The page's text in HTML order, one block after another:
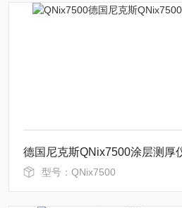
德国尼克斯QNix7500涂层测厚
型号：QNix7500